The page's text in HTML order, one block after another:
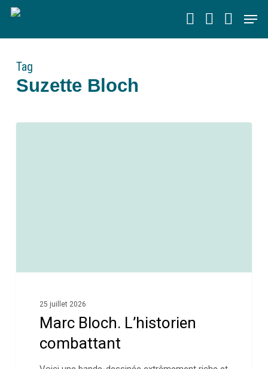
Skip
main
Tag
Suzette Bloch
25 juillet 2026
Marc Bloch. L’historien
combattant